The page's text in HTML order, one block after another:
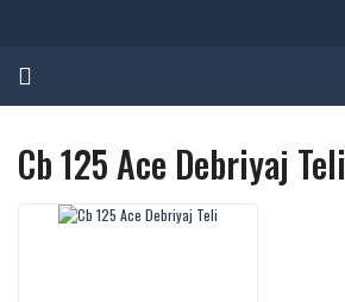
Cb 125 Ace Debriyaj Teli